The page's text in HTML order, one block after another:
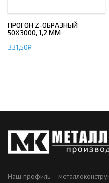
ПРОГОН Z-ОБРАЗНЫЙ
50Х3000, 1,2 ММ
331,50₽
Наш профиль –